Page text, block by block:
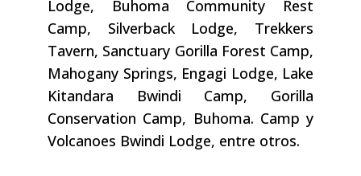
Lodge, Buhoma Community Rest
Camp, Silverback Lodge, Trekkers
Tavern, Sanctuary Gorilla Forest Camp,
Mahogany Springs, Engagi Lodge, Lake
Kitandara Bwindi Camp, Gorilla
Conservation Camp, Buhoma. Camp y
Volcanoes Bwindi Lodge, entre otros.